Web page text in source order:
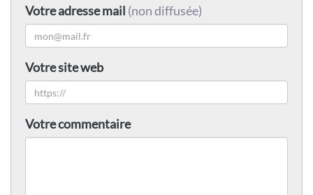
Votre adresse mail (non diffusée)
Votre site web
Votre commentaire